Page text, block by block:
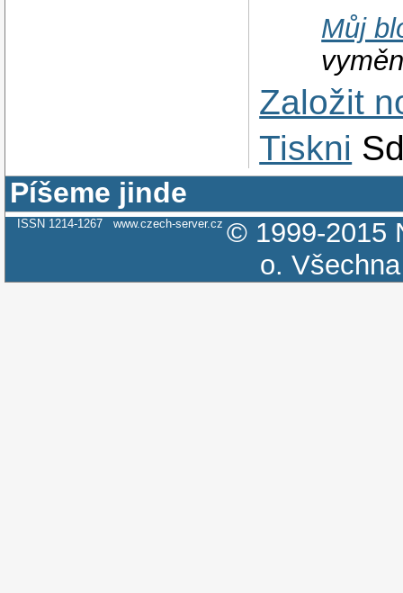
Můj
Založit
Tiskni
Píšeme jinde
ISSN 1214-1267 www.czech-server.cz © 1999-2015
o.